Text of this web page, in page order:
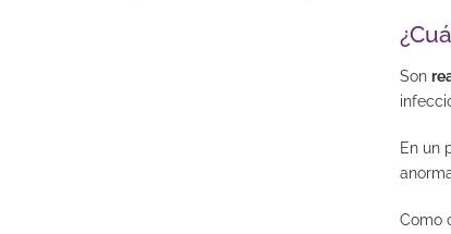
Son
En un
Como